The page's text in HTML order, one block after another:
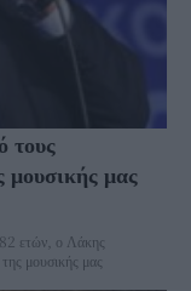
τους
μουσικής μας
ετών, ο Λάκης
μουσικής μας